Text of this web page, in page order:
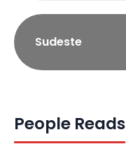
Sudeste
People Reads